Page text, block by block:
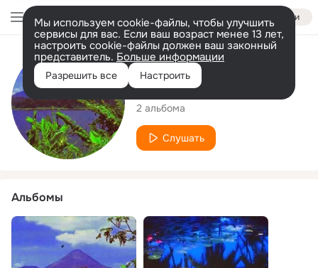
Войти
Мы используем cookie-файлы, чтобы улучшить
сервисы для вас. Если ваш возраст менее 13 лет,
настроить cookie-файлы должен ваш законный
представитель. Больше информации
Разрешить все Настроить
Исполнитель
17.soulja beats
2 альбома
Слушать
Альбомы